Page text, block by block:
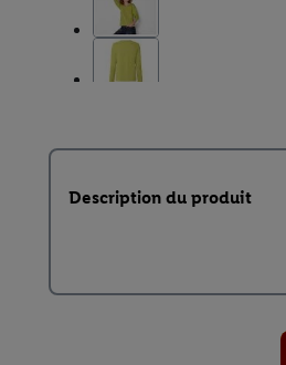
Description du produit